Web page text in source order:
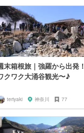
末箱根旅｜強羅から出発！
クワク大涌谷観光〜♪
teriyaki 神奈川 77